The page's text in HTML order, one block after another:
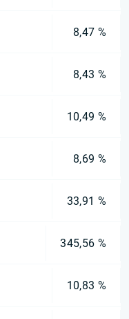
8,47 %
8,43 %
10,49 %
8,69 %
33,91 %
345,56 %
10,83 %